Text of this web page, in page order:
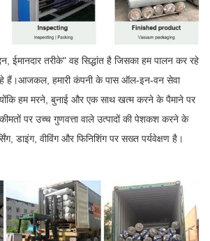
ईमानदार तरीके" वह सिद्धांत है जिसका हम पालन कर रहे
हैं।आजकल, हमारी कंपनी के पास ऑल-इन-वन सेवा
हम मरने, बुनाई और एक साथ खत्म करने के पैमाने पर
कीमतों पर उच्च गुणवत्ता वाले उत्पादों की पेशकश करने के
डाइंग, वीविंग और फिनिशिंग पर सख्त पर्यवेक्षण है।